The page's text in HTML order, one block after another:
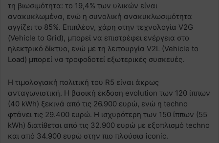
τη βιωσιμότητα: το 19,4% των υλικών είναι
ανακυκλωμένα, ενώ η συνολική ανακυκλωσιμότητα
αγγίζει το 85%. Επιπλέον, χάρη στην τεχνολογία V2G
(Vehicle to Grid), μπορεί να επιστρέφει ενέργεια στο
ηλεκτρικό δίκτυο, ενώ με τη λειτουργία V2L (Vehicle to
Load) μπορεί να τροφοδοτεί εξωτερικές συσκευές.
Η τιμολογιακή πολιτική του R5 είναι άκρως
ανταγωνιστική. Η βασική έκδοση evolution των 120 ίππων
(40 kWh) ξεκινά από τις 26.900 ευρώ, ενώ η techno
φτάνει τις 29.400 ευρώ. Η ισχυρότερη των 150 ίππων (55
kWh) διατίθεται από τις 32.900 ευρώ με εξοπλισμό techno
και από 34.900 ευρώ στην πιο πλούσια iconic.